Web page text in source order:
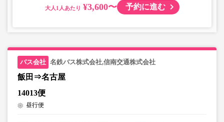
大人 ¥3,600〜 予約に進む
名鉄バス株式会社,信南交通株式会社
飯田⇒名古屋
14013便
昼行便